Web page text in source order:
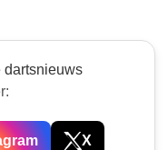
dartsnieuws
X